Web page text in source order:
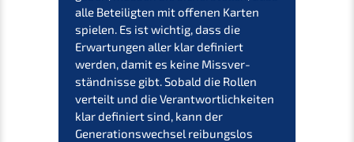
alle Betei­lig­ten mit offenen Karten
spielen. Es ist wichtig, dass die
Erwar­tun­gen aller klar definiert
werden, damit es keine Missver­
ständ­nis­se gibt. Sobald die Rollen
verteilt und die Verant­wort­lich­kei­ten
klar definiert sind, kann der
Generations­wechsel reibungs­los